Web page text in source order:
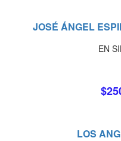
JOSÉ ÁNGEL
EN
LOS